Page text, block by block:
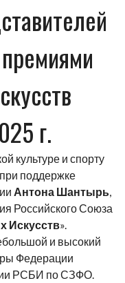
г.
культуре и спорту
поддержке
Антона Шантырь
Российского Союза
Искусств».
и высокий
Федерации
РСБИ по СЗФО.